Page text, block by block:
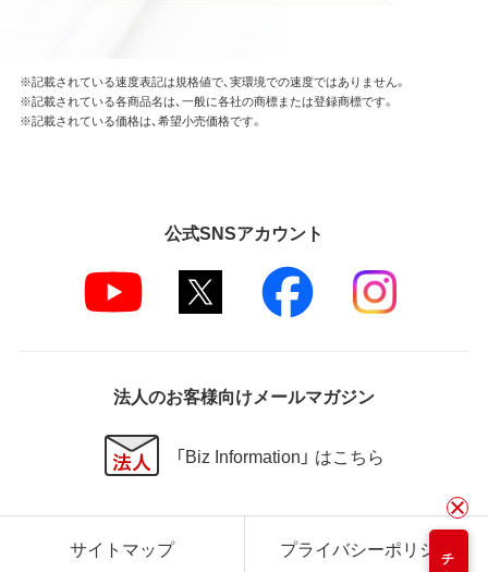
※記載されている速度表記は規格値で、実環境での速度ではありません。
※記載されている各商品名は、一般に各社の商標または登録商標です。
※記載されている価格は、希望小売価格です。
公式SNSアカウント
法人のお客様向けメールマガジン
「Biz Information」 はこちら
サイトマップ プライバシーポリシー